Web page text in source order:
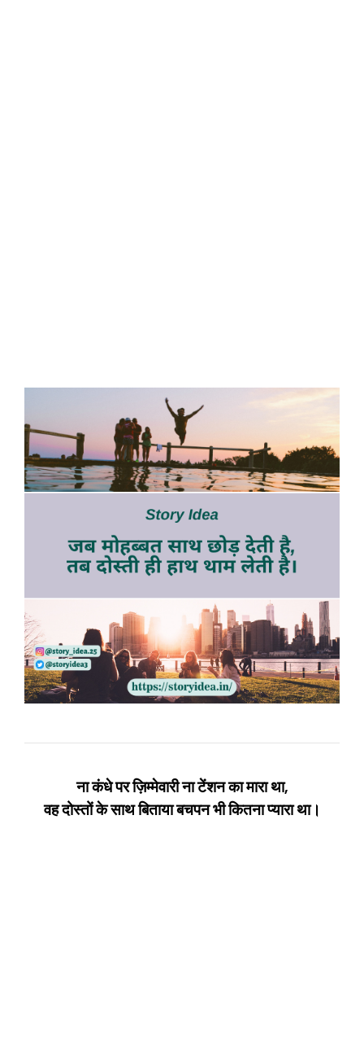
ना कंधे पर ज़िम्मेवारी ना टेंशन का मारा था,
वह दोस्तों के साथ बिताया बचपन भी कितना प्यारा था।